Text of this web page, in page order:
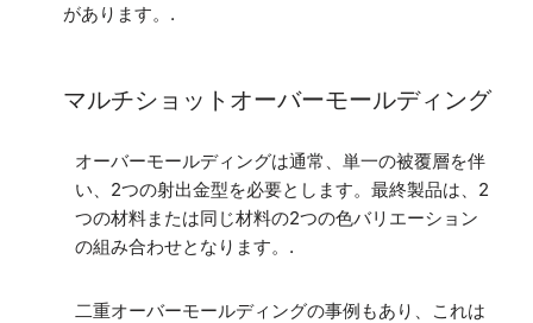
があります。.
マルチショットオーバーモールディング
オーバーモールディングは通常、単一の被覆層を伴
い、2つの射出金型を必要とします。最終製品は、2
つの材料または同じ材料の2つの色バリエーション
の組み合わせとなります。.
二重オーバーモールディングの事例もあり、これは